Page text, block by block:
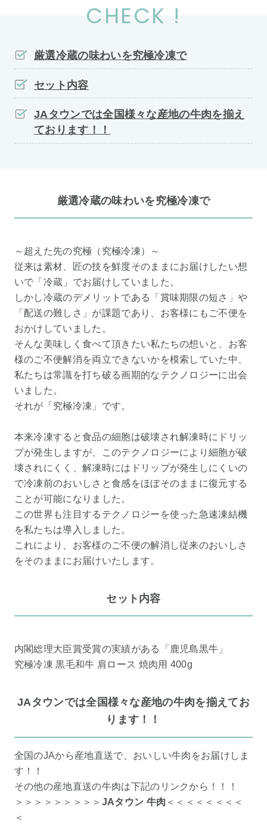
CHECK !
厳選冷蔵の味わいを究極冷凍で
セット内容
JAタウンでは全国様々な産地の牛肉を揃え
ております！！
厳選冷蔵の味わいを究極冷凍で
～超えた先の究極（究極冷凍）～
従来は素材、匠の技を鮮度そのままにお届けしたい想
いで「冷蔵」でお届けしていました。
しかし冷蔵のデメリットである「賞味期限の短さ」や
「配送の難しさ」が課題であり、お客様にもご不便を
おかけしていました。
そんな美味しく食べて頂きたい私たちの想いと、お客
様のご不便解消を両立できないかを模索していた中、
私たちは常識を打ち破る画期的なテクノロジーに出会
いました。
それが「究極冷凍」です。
本来冷凍すると食品の細胞は破壊され解凍時にドリッ
プが発生しますが、このテクノロジーにより細胞が破
壊されにくく、解凍時にはドリップが発生しにくいの
で冷凍前のおいしさと食感をほぼそのままに復元する
ことが可能になりました。
この世界も注目するテクノロジーを使った急速凍結機
を私たちは導入しました。
これにより、お客様のご不便の解消し従来のおいしさ
をそのままにお届けいたします。
セット内容
内閣総理大臣賞受賞の実績がある「鹿児島黒牛」
究極冷凍 黒毛和牛 肩ロース 焼肉用 400g
JAタウンでは全国様々な産地の牛肉を揃えてお
ります！！
全国のJAから産地直送で、おいしい牛肉をお届けしま
す！！
その他の産地直送の牛肉は下記のリンクから！！！
＞＞＞＞＞＞＞＞＞ JAタウン 牛肉 ＜＜＜＜＜＜＜＜
＜